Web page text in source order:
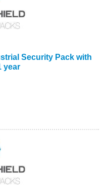
Security Pack with
year